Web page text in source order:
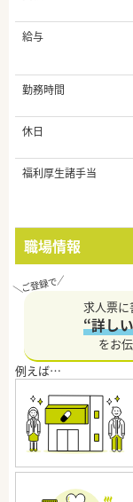
給与
勤務時間
休日
福利厚生諸手当
職場情報
求人票に
“詳し
をお